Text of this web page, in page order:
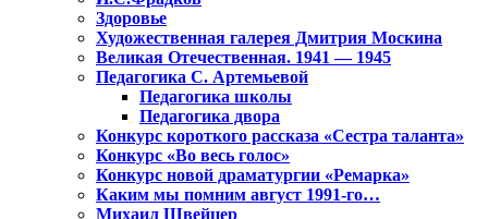
Здоровье
Художественная галерея Дмитрия Москина
Великая Отечественная. 1941 — 1945
Педагогика С. Артемьевой
Педагогика школы
Педагогика двора
Конкурс короткого рассказа «Сестра таланта»
Конкурс «Во весь голос»
Конкурс новой драматургии «Ремарка»
Каким мы помним август 1991-го…
Михаил Швейцер